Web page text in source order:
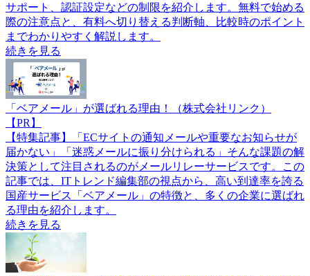
サポート、認証設定などの制限を紹介します。無料で始める
際の注意点と、有料へ切り替える判断軸、比較時のポイント
までわかりやすく解説します。
続きを見る
「ベアメール」が選ばれる理由！（株式会社リンク）
【PR】
【特集記事】「ECサイトの通知メールや重要なお知らせが
届かない」「迷惑メールに振り分けられる」そんな課題の解
決策として注目されるのがメールリレーサービスです。この
記事では、ITトレンド編集部の視点から、高い到達率を誇る
国産サービス「ベアメール」の特徴と、多くの企業に選ばれ
る理由を紹介します。
続きを見る